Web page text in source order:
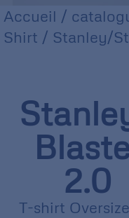
Accueil /
Shirt / Stanley/
2.0
T-shirt